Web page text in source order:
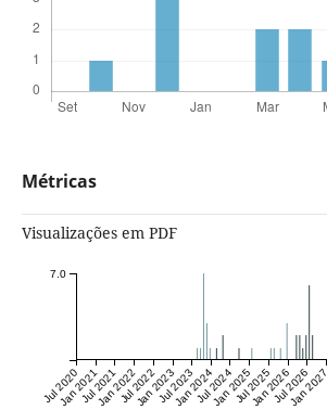
Métricas
Visualizações em PDF
Jul 2020
Jan 2021Jul 2021
Jan 2022Jul 2022
Jan 2023Jul 2023
Jan 2024Jul 2024
Jan 2025Jul 2025
Jan 2026Jul 2026
Jan 2027
7.0